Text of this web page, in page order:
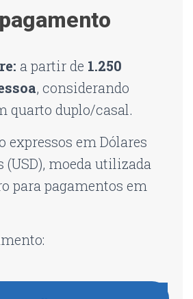
a partir de 1.250
, considerando
quarto duplo/casal.
expressos em Dólares
(USD), moeda utilizada
para pagamentos em